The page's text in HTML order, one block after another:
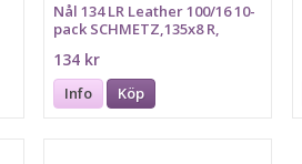
Nål 134 LR Leather 100/16 10-
pack SCHMETZ,135x8 R,
134 kr
Info Köp